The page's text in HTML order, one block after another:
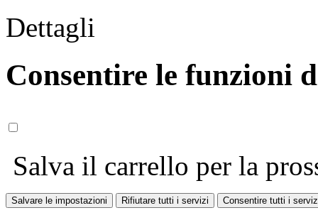
Dettagli
Consentire le funzioni
Salva il carrello per la
Salvare le impostazioni Rifiutare tutti i servizi Consentire tutti i